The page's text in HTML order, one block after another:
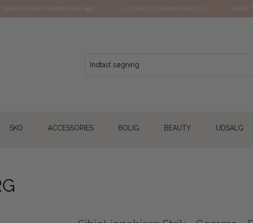
GRATIS FRAGT PÅ KØB OVER 499,- 1-2 DAGES LEVERING MED GLS 4,8 PÅ
SKO ACCESSORIES BOLIG BEAUTY UDSALG